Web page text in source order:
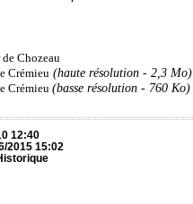
Chozeau
Crémieu (haute résolution - 2,3 Mo)
Crémieu(basse résolution - 760 Ko)
12:40
2015 15:02